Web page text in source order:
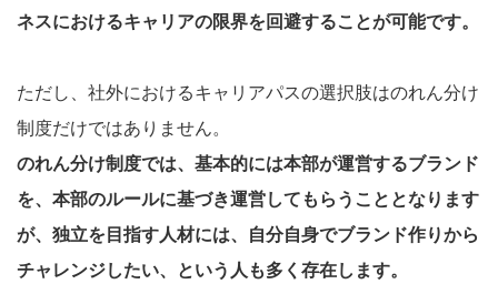
ネスにおけるキャリアの限界を回避することが可能です。
ただし、社外におけるキャリアパスの選択肢はのれん分け
制度だけではありません。
のれん分け制度では、基本的には本部が運営するブランド
を、本部のルールに基づき運営してもらうこととなります
が、独立を目指す人材には、自分自身でブランド作りから
チャレンジしたい、という人も多く存在します。